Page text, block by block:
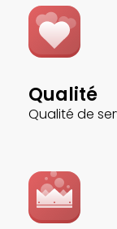
Qualité
Qualité de